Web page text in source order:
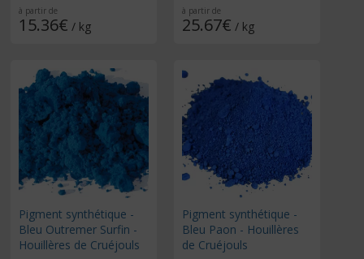
à partir de
15.36€ / kg
à partir de
25.67€ / kg
Pigment synthétique -
Bleu Outremer Surfin -
Houillères de Cruéjouls
Pigment synthétique -
Bleu Paon - Houillères
de Cruéjouls